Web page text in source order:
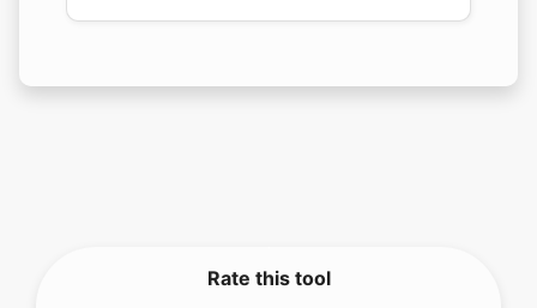
Rate this tool